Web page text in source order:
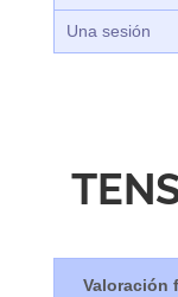
Una sesión
Valoración